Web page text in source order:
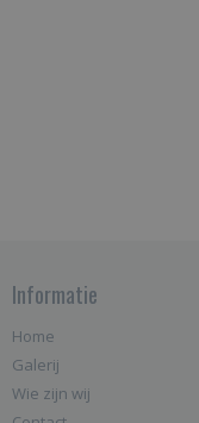
Informatie
Home
Galerij
Wie zijn wij